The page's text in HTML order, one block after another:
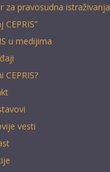
za pravosudna istraživanja
CEPRIS”
u medijima
CEPRIS?
vesti